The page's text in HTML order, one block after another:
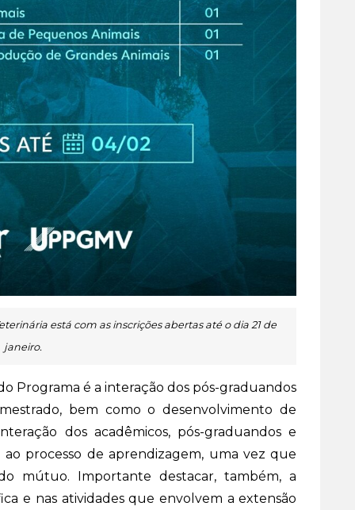
está com as inscrições abertas até o dia 21 de
janeiro.
Programa é a interação dos pós-graduandos
bem como o desenvolvimento de
dos acadêmicos, pós-graduandos e
processo de aprendizagem, uma vez que
mútuo. Importante destacar, também, a
e nas atividades que envolvem a extensão